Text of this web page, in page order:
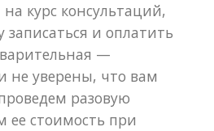
курс консультаций,
записаться и оплатить
—
не уверены, что вам
разовую
ее стоимость при